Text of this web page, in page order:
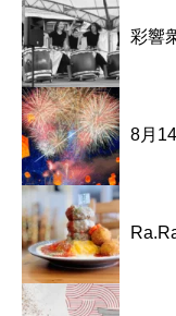
彩響
8月